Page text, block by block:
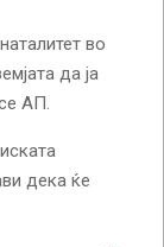
во
да ја
АП.
дека ќе